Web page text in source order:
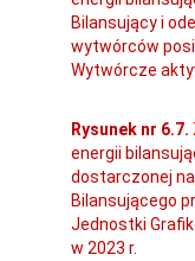
Bilansujący i
wytwórców
Wytwórcze
Rysunek nr 6.7.
energii
dostarczonej na
Bilansującego
Jednostki
w 2023 r.